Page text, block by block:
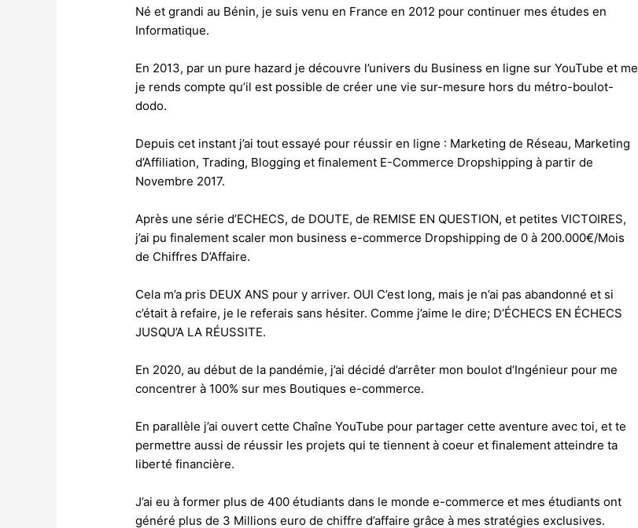
Né et grandi au Bénin, je suis venu en France en 2012 pour continuer mes études en
Informatique.
En 2013, par un pure hazard je découvre l’univers du Business en ligne sur YouTube et me
je rends compte qu’il est possible de créer une vie sur-mesure hors du métro-boulot-
dodo.
Depuis cet instant j’ai tout essayé pour réussir en ligne : Marketing de Réseau, Marketing
d’Affiliation, Trading, Blogging et finalement E-Commerce Dropshipping à partir de
Novembre 2017.
Après une série d’ECHECS, de DOUTE, de REMISE EN QUESTION, et petites VICTOIRES,
j’ai pu finalement scaler mon business e-commerce Dropshipping de 0 à 200.000€/Mois
de Chiffres D’Affaire.
Cela m’a pris DEUX ANS pour y arriver. OUI C’est long, mais je n’ai pas abandonné et si
c’était à refaire, je le referais sans hésiter. Comme j’aime le dire; D’ÉCHECS EN ÉCHECS
JUSQU’A LA RÉUSSITE.
En 2020, au début de la pandémie, j’ai décidé d’arrêter mon boulot d’Ingénieur pour me
concentrer à 100% sur mes Boutiques e-commerce.
En parallèle j’ai ouvert cette Chaîne YouTube pour partager cette aventure avec toi, et te
permettre aussi de réussir les projets qui te tiennent à coeur et finalement atteindre ta
liberté financière.
J’ai eu à former plus de 400 étudiants dans le monde e-commerce et mes étudiants ont
généré plus de 3 Millions euro de chiffre d’affaire grâce à mes stratégies exclusives.